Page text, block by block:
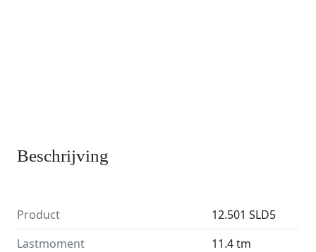
Beschrijving
Product
12.501 SLD5
Lastmoment
11.4 tm